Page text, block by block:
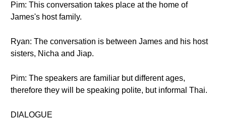
Pim: This conversation takes place at the home of
James's host family.
Ryan: The conversation is between James and his host
sisters, Nicha and Jiap.
Pim: The speakers are familiar but different ages,
therefore they will be speaking polite, but informal Thai.
DIALOGUE